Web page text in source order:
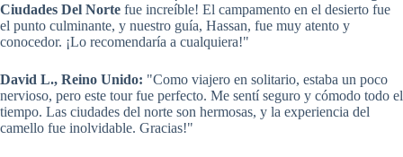
Ciudades Del Norte fue increíble! El campamento en el desierto fue
el punto culminante, y nuestro guía, Hassan, fue muy atento y
conocedor. ¡Lo recomendaría a cualquiera!"
David L., Reino Unido: "Como viajero en solitario, estaba un poco
nervioso, pero este tour fue perfecto. Me sentí seguro y cómodo todo el
tiempo. Las ciudades del norte son hermosas, y la experiencia del
camello fue inolvidable. Gracias!"